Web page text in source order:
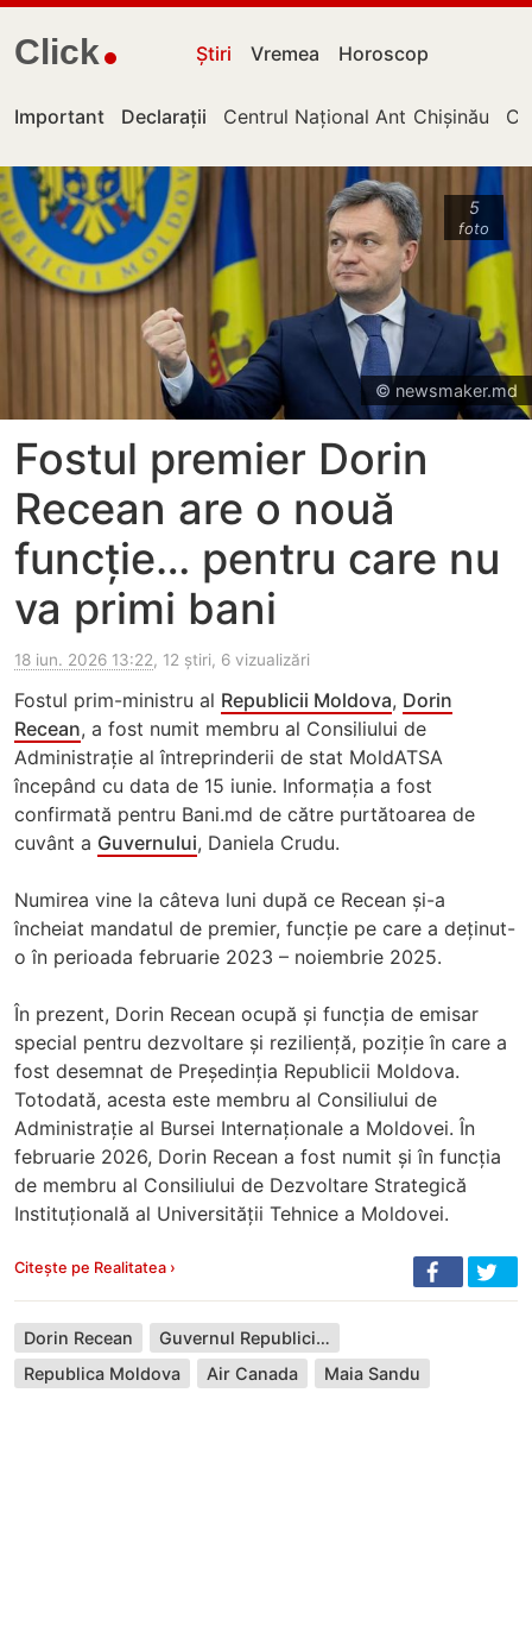
Click Știri Vremea Horoscop
Important Declarații Centrul Național Anticorupție
Chișinău
5
foto
© newsmaker.md
Fostul premier Dorin
Recean are o nouă
funcție… pentru care nu
va primi bani
18 iun. 2026 13:22, 12 știri, 6 vizualizări
Fostul prim-ministru al Republicii Moldova, Dorin
Recean, a fost numit membru al Consiliului de
Administrație al întreprinderii de stat MoldATSA
începând cu data de 15 iunie. Informația a fost
confirmată pentru Bani.md de către purtătoarea de
cuvânt a Guvernului, Daniela Crudu.
Numirea vine la câteva luni după ce Recean și-a
încheiat mandatul de premier, funcție pe care a deținut-
o în perioada februarie 2023 – noiembrie 2025.
În prezent, Dorin Recean ocupă și funcția de emisar
special pentru dezvoltare și reziliență, poziție în care a
fost desemnat de Președinția Republicii Moldova.
Totodată, acesta este membru al Consiliului de
Administrație al Bursei Internaționale a Moldovei. În
februarie 2026, Dorin Recean a fost numit și în funcția
de membru al Consiliului de Dezvoltare Strategică
Instituțională al Universității Tehnice a Moldovei.
Citește pe Realitatea ›
Dorin Recean
Guvernul Republicii Moldova
Republica Moldova
Air Canada Maia Sandu